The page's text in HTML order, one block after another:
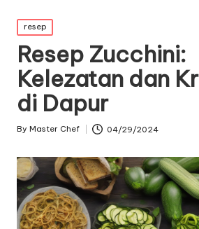
Posted
in
resep
Resep Zucchini:
Kelezatan dan
di Dapur
Posted
By Master Chef 04/29/2024